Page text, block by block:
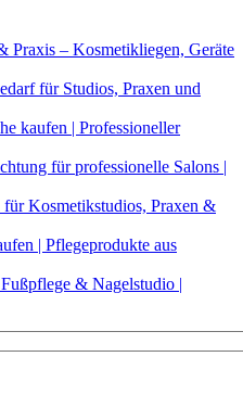
Praxis – Kosmetikliegen, Geräte
für Studios, Praxen und
kaufen | Professioneller
für professionelle Salons |
Kosmetikstudios, Praxen &
| Pflegeprodukte aus
& Nagelstudio |